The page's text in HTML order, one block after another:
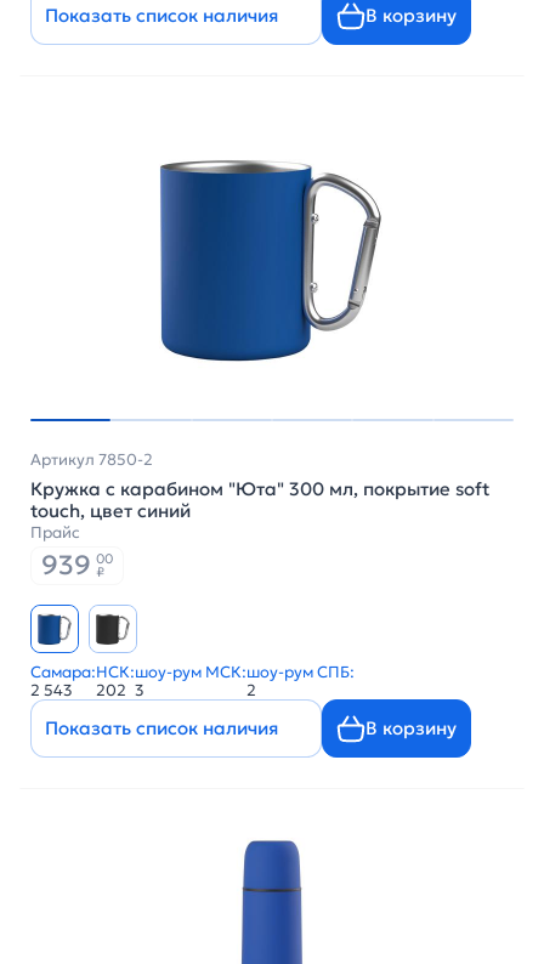
Показать список наличия В корзину
Артикул 7850-2
Кружка с карабином "Юта" 300 мл, покрытие soft
touch, цвет синий
Прайс
939 00
₽
Самара:
2 543
НСК:
202
шоу-рум МСК:
3
шоу-рум СПБ:
2
Показать список наличия В корзину